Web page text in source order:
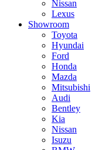
Nissan
Lexus
Showroom
Toyota
Hyundai
Ford
Honda
Mazda
Mitsubishi
Audi
Bentley
Kia
Nissan
Isuzu